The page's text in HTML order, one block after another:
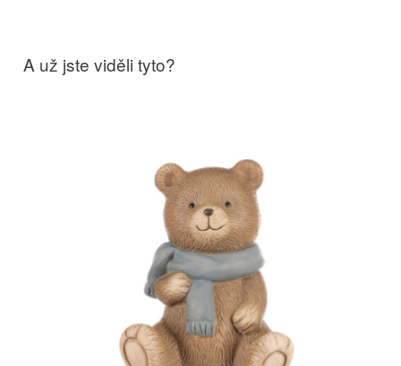
A už jste viděli tyto?